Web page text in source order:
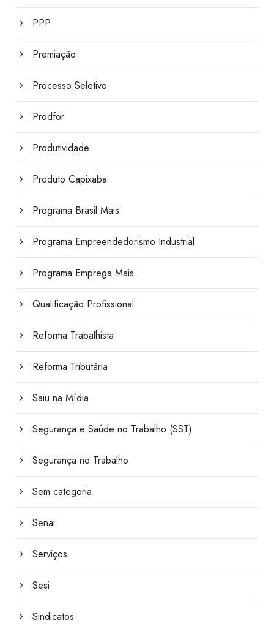
PPP
Premiação
Processo Seletivo
Prodfor
Produtividade
Produto Capixaba
Programa Brasil Mais
Programa Empreendedorismo Industrial
Programa Emprega Mais
Qualificação Profissional
Reforma Trabalhista
Reforma Tributária
Saiu na Mídia
Segurança e Saúde no Trabalho (SST)
Segurança no Trabalho
Sem categoria
Senai
Serviços
Sesi
Sindicatos